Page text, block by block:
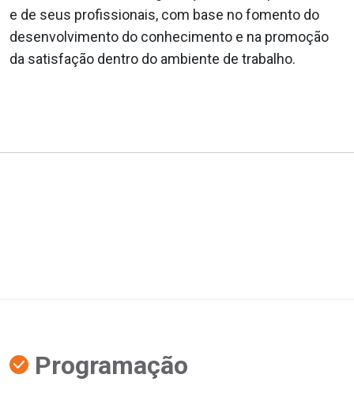
e de seus profissionais, com base no fomento do
desenvolvimento do conhecimento e na promoção
da satisfação dentro do ambiente de trabalho.
Programação